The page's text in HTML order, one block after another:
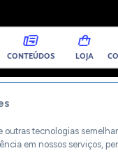
CONTEÚDOS LOJA
outras tecnologias
em nossos serviços,